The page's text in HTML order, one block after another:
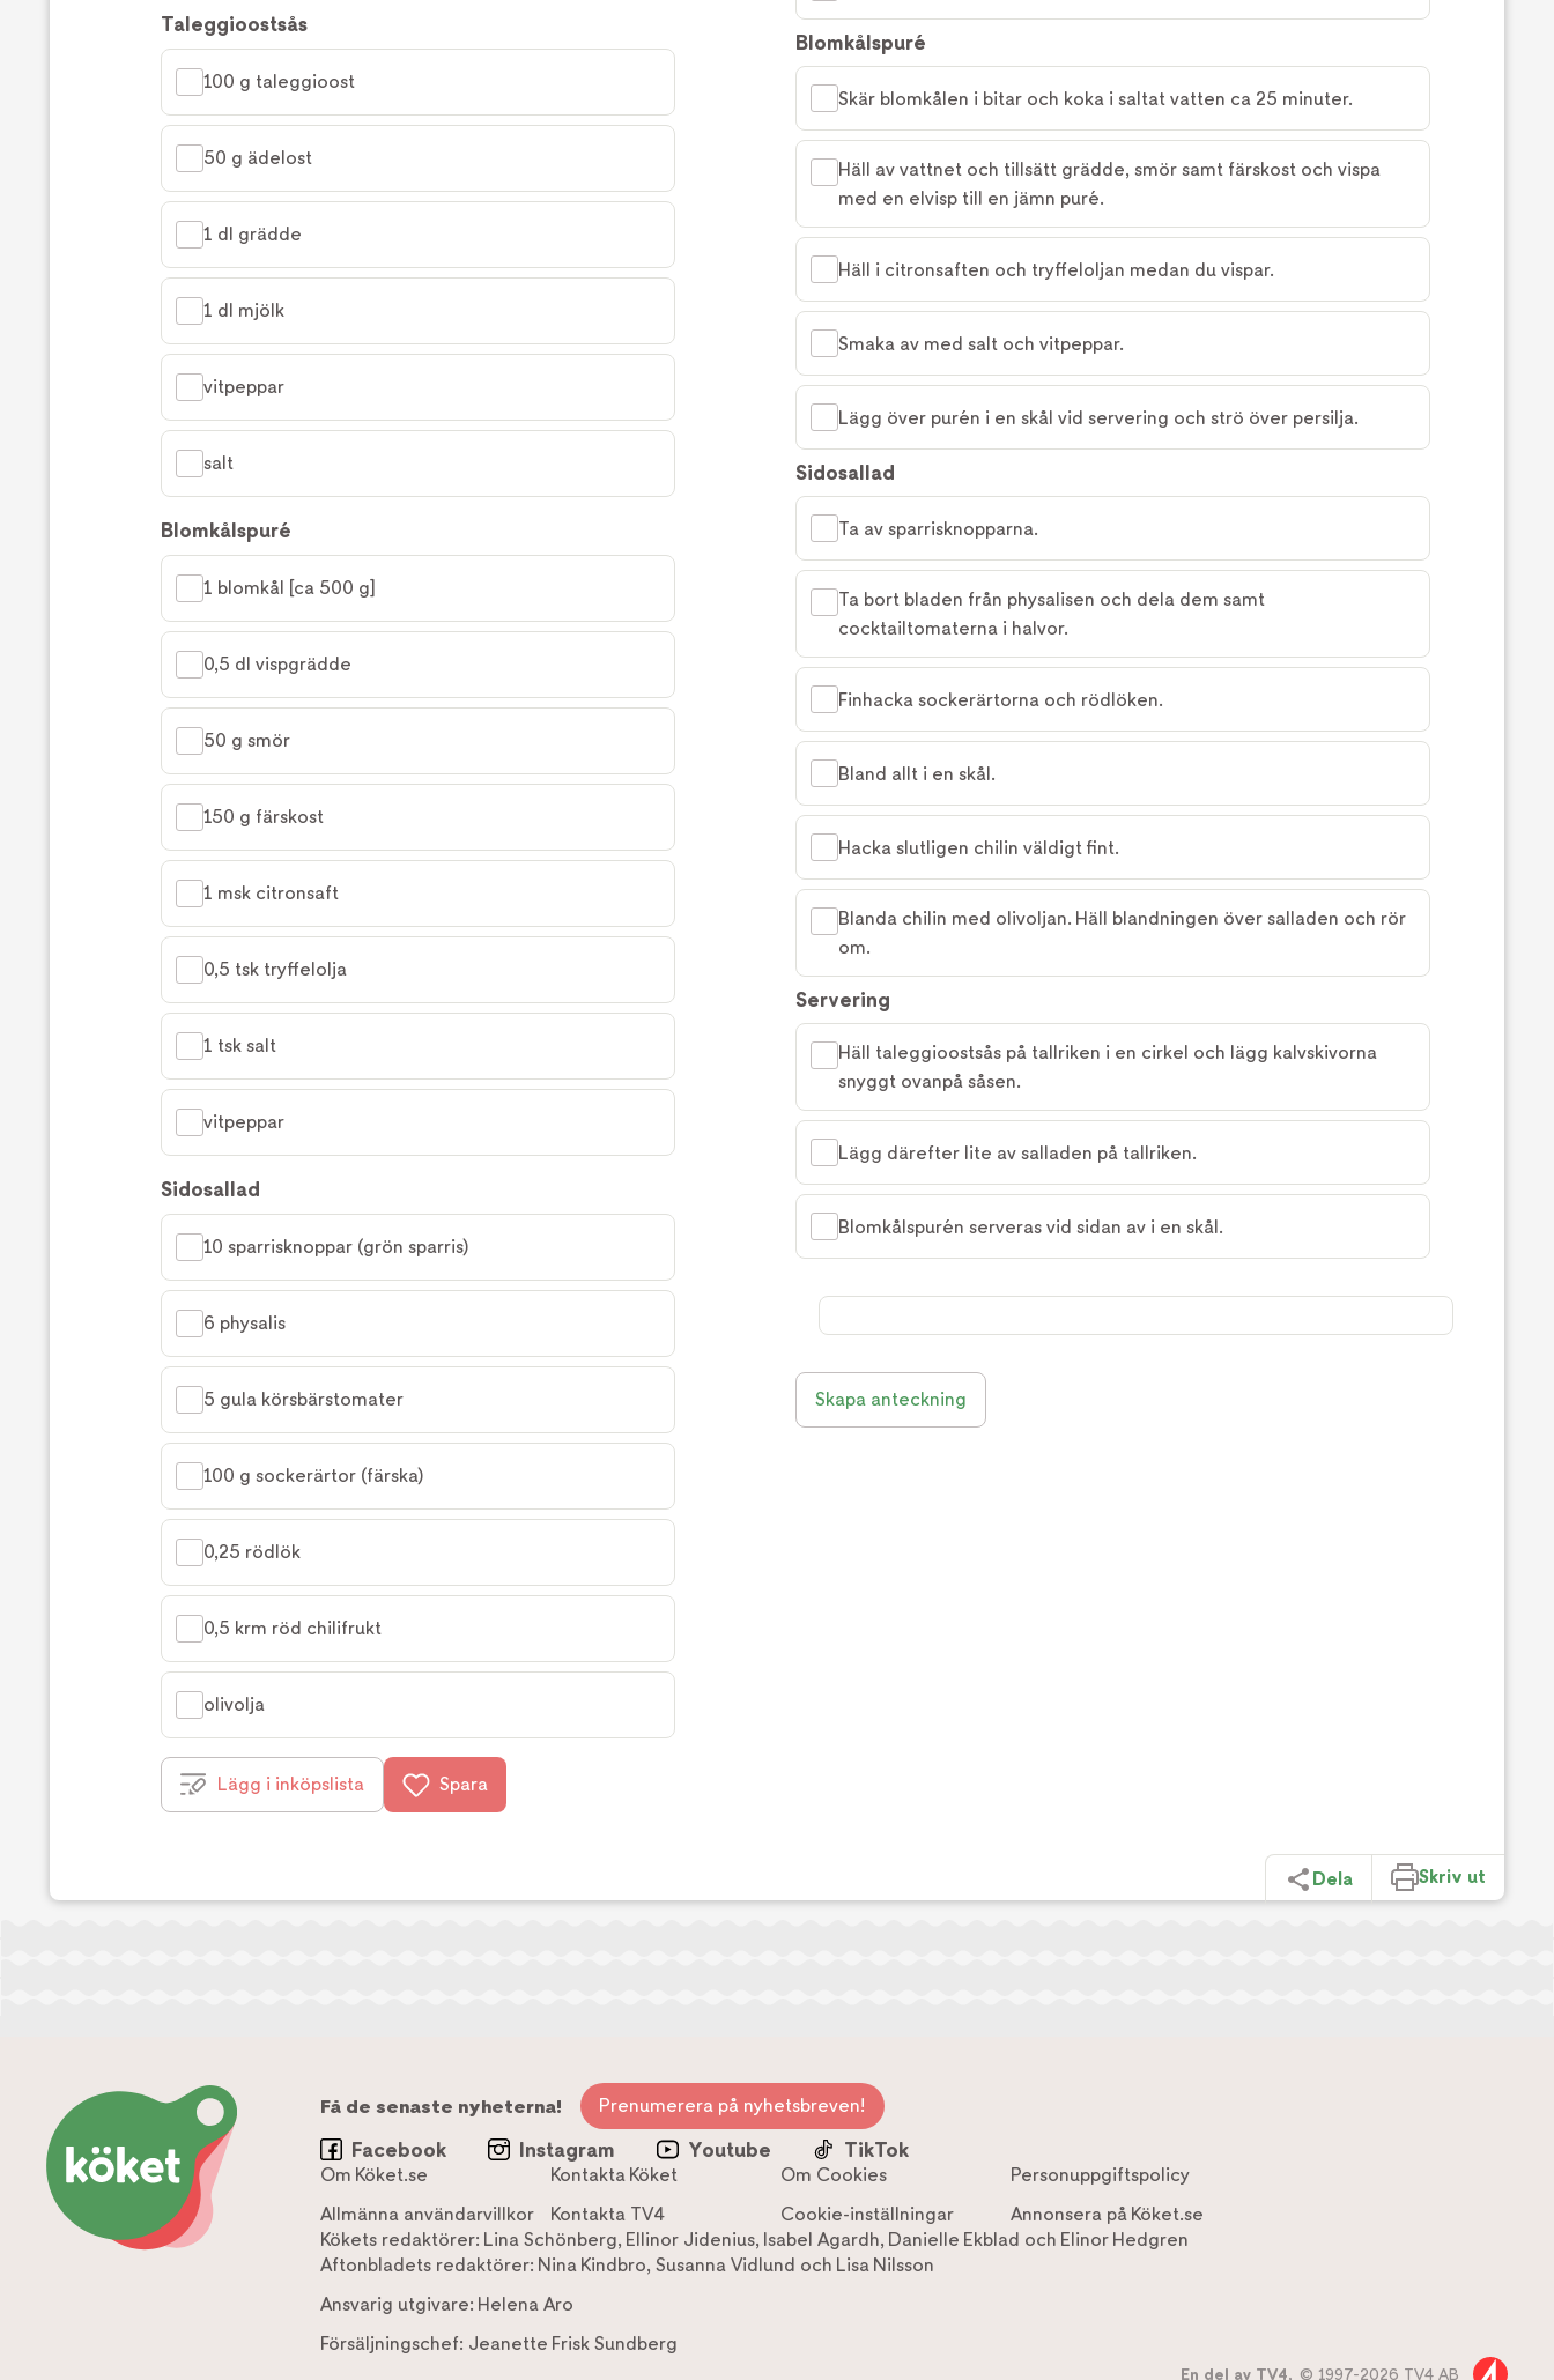
Taleggioostsås
100 g taleggioost
50 g ädelost
1 dl grädde
1 dl mjölk
vitpeppar
salt
Blomkålspuré
1 blomkål [ca 500 g]
0,5 dl vispgrädde
50 g smör
150 g färskost
1 msk citronsaft
0,5 tsk tryffelolja
1 tsk salt
vitpeppar
Sidosallad
10 sparrisknoppar (grön sparris)
6 physalis
5 gula körsbärstomater
100 g sockerärtor (färska)
0,25 rödlök
0,5 krm röd chilifrukt
olivolja
Lägg i inköpslista Spara
Blomkålspuré
Skär blomkålen i bitar och koka i saltat vatten ca 25 minuter.
Häll av vattnet och tillsätt grädde, smör samt färskost och vispa
med en elvisp till en jämn puré.
Häll i citronsaften och tryffeloljan medan du vispar.
Smaka av med salt och vitpeppar.
Lägg över purén i en skål vid servering och strö över persilja.
Sidosallad
Ta av sparrisknopparna.
Ta bort bladen från physalisen och dela dem samt
cocktailtomaterna i halvor.
Finhacka sockerärtorna och rödlöken.
Bland allt i en skål.
Hacka slutligen chilin väldigt fint.
Blanda chilin med olivoljan. Häll blandningen över salladen och rör
om.
Servering
Häll taleggioostsås på tallriken i en cirkel och lägg kalvskivorna
snyggt ovanpå såsen.
Lägg därefter lite av salladen på tallriken.
Blomkålspurén serveras vid sidan av i en skål.
Skapa anteckning
Dela Skriv ut
Få de senaste nyheterna! Prenumerera på nyhetsbreven!
Facebook Instagram Youtube TikTok
Om Köket.se Kontakta Köket Om Cookies
Personuppgiftspolicy
Allmänna användarvillkor
Kontakta TV4 Cookie-inställningar
Annonsera på Köket.se
Kökets redaktörer: Lina Schönberg, Ellinor Jidenius, Isabel Agardh, Danielle Ekblad och Elinor Hedgren
Aftonbladets redaktörer: Nina Kindbro, Susanna Vidlund och Lisa Nilsson
Ansvarig utgivare: Helena Aro
Försäljningschef: Jeanette Frisk Sundberg
En del av TV4, © 1997-2026 TV4 AB